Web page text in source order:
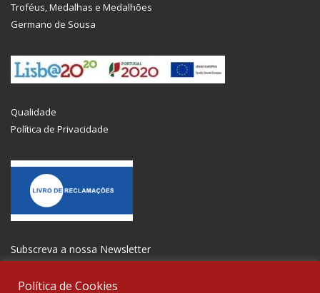
Troféus, Medalhas e Medalhões
Germano de Sousa
Qualidade
Política de Privacidade
Subscreva a nossa Newsletter
Política de Cookies